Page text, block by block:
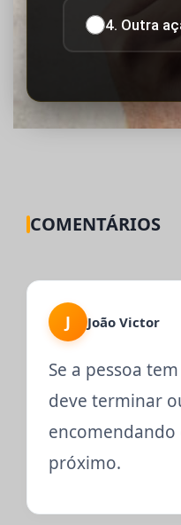
4. Outra
COMENTÁRIOS
J João Victor
Se a pessoa
deve terminar
próximo.